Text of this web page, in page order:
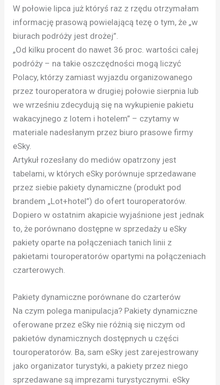
W połowie lipca już któryś raz z rzędu otrzymałam
informację prasową powielającą tezę o tym, że „w
biurach podróży jest drożej”.
„Od kilku procent do nawet 36 proc. wartości całej
podróży – na takie oszczędności mogą liczyć
Polacy, którzy zamiast wyjazdu organizowanego
przez touroperatora w drugiej połowie sierpnia lub
we wrześniu zdecydują się na wykupienie pakietu
wakacyjnego z lotem i hotelem” – czytamy w
materiale nadesłanym przez biuro prasowe firmy
eSky.
Artykuł rozesłany do mediów opatrzony jest
tabelami, w których eSky porównuje sprzedawane
przez siebie pakiety dynamiczne (produkt pod
brandem „Lot+hotel”) do ofert touroperatorów.
Dopiero w ostatnim akapicie wyjaśnione jest jednak
to, że porównano dostępne w sprzedaży u eSky
pakiety oparte na połączeniach tanich linii z
pakietami touroperatorów opartymi na połączeniach
czarterowych.
Pakiety dynamiczne porównane do czarterów
Na czym polega manipulacja? Pakiety dynamiczne
oferowane przez eSky nie różnią się niczym od
pakietów dynamicznych dostępnych u części
touroperatorów. Ba, sam eSky jest zarejestrowany
jako organizator turystyki, a pakiety przez niego
sprzedawane są imprezami turystycznymi. eSky